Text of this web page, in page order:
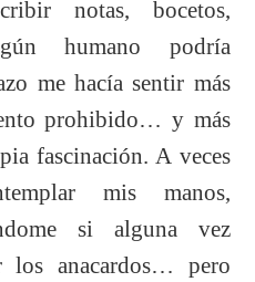
notas, bocetos,
humano podría
me hacía sentir más
prohibido… y más
fascinación. A veces
mis manos,
si alguna vez
los anacardos… pero